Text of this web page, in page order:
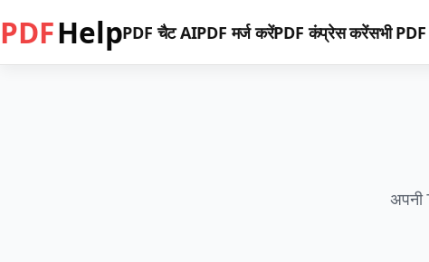
PDFHelpPDF चैट AIPDF मर्ज करेंPDF कंप्रेस करेंसभी
अपनी